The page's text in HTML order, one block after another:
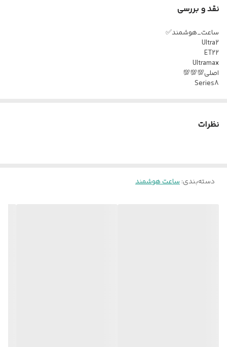
نقد و بررسی
ساعت‌_هوشمند✅
Ultra2
ET22
Ultramax
اصلی💯💯💯
Series8
نظرات
دسته‌بندی:ساعت هوشمند